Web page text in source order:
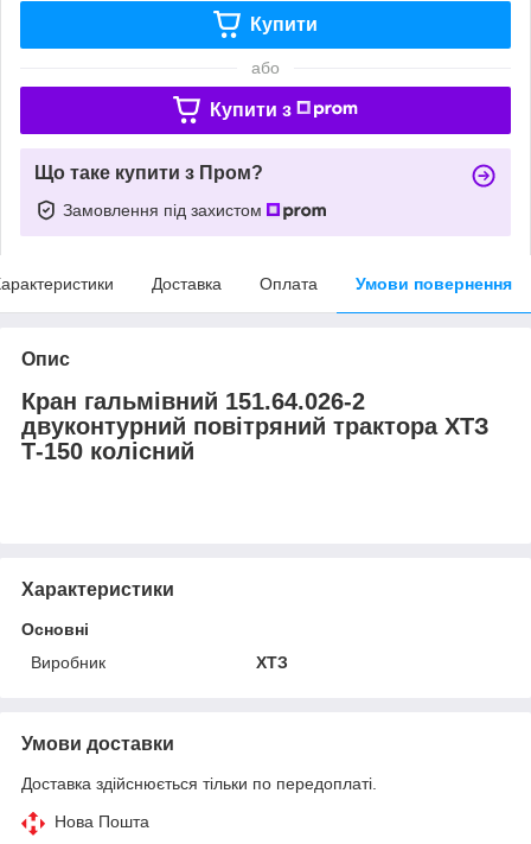
Купити
або
Купити з
Що таке купити з Пром?
Замовлення під захистом
Доставка Оплата Умови повернення
Опис
Кран гальмівний 151.64.026-2
двуконтурний повітряний трактора ХТЗ
Т-150 колісний
Характеристики
Основні
Виробник
ХТЗ
Умови доставки
Доставка здійснюється тільки по передоплаті.
Нова Пошта